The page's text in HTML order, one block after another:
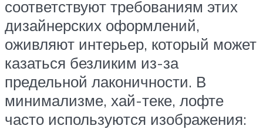
соответствуют требованиям этих
дизайнерских оформлений,
оживляют интерьер, который может
казаться безликим из-за
предельной лаконичности. В
минимализме, хай-теке, лофте
часто используются изображения: